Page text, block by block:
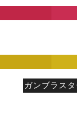
ガンブラス